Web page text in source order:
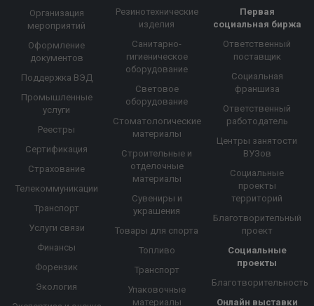
Организация
мероприятий
Оформление
документов
Поддержка ВЭД
Промышленные
услуги
Реестры
Сертификация
Страхование
Телекоммуникации
Транспорт
Услуги связи
Финансы
Форензик
Экология
Резинотехнические
изделия
Санитарно-
гигиеническое
оборудование
Световое
оборудование
Стоматологические
материалы
Строительные и
отделочные
материалы
Сувениры и
украшения
Товары для спорта
Топливо
Транспорт
Упаковочные
материалы
Первая
социальная биржа
Ответственный
поставщик
Социальная
франшиза
Ответственный
работодатель
Центры занятости
ВУЗов
Социальные
проекты
территорий
Благотворительный
проект
Социальные
проекты
Благотворительность
Онлайн выставки